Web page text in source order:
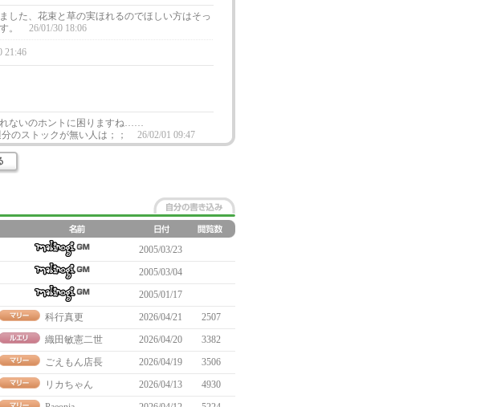
した、花束と草の実ほれるのでほしい方はそっ
。
26/01/30 18:06
21:46
ないのホントに困りますね……
のストックが無い人は；；
26/02/01 09:47
2005/03/23
2005/03/04
2005/01/17
科行真更 2026/04/21
2507
織田敏憲二世 2026/04/20
3382
ごえもん店長 2026/04/19
3506
リカちゃん 2026/04/13
4930